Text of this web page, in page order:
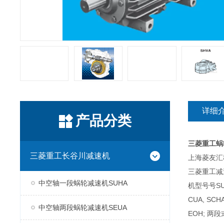
产品分类
三菱重工长谷川减速机
中空轴一段蜗轮减速机SUHA
中空轴两段蜗轮减速机SEUA
详细
三菱重工
上海菱友
三菱重工
机型号号
CUA,
EOH; 两段